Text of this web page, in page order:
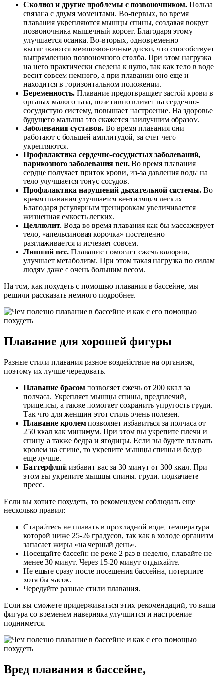
Сколиоз и другие проблемы с позвоночником. Польза
связана с двумя моментами. Во-первых, во время
плавания укрепляются мышцы спины, создавая вокруг
позвоночника мышечный корсет. Благодаря этому
улучшается осанка. Во-вторых, одновременно
вытягиваются межпозвоночные диски, что способствует
выпрямлению позвоночного столба. При этом нагрузка
на него практически сведена к нулю, так как тело в воде
весит совсем немного, а при плавании оно еще и
находится в горизонтальном положении.
Беременность. Плавание предотвращает застой крови в
органах малого таза, позитивно влияет на сердечно-
сосудистую систему, повышает настроение. На здоровье
будущего малыша это скажется наилучшим образом.
Заболевания суставов. Во время плавания они
работают с большей амплитудой, за счет чего
укрепляются.
Профилактика сердечно-сосудистых заболеваний,
варикозного заболевания вен. Во время плавания
сердце получает приток крови, из-за давления воды на
тело улучшается тонус сосудов.
Профилактика нарушений дыхательной системы. Во
время плавания улучшается вентиляция легких.
Благодаря регулярным тренировкам увеличивается
жизненная емкость легких.
Целлюлит. Вода во время плавания как бы массажирует
тело, «апельсиновая корочка» постепенно
разглаживается и исчезает совсем.
Лишний вес. Плавание помогает сжечь калории,
улучшает метаболизм. При этом такая нагрузка по силам
людям даже с очень большим весом.
На том, как похудеть с помощью плавания в бассейне, мы
решили рассказать немного подробнее.
Плавание для хорошей фигуры
Разные стили плавания разное воздействие на организм,
поэтому их лучше чередовать.
Плавание брасом позволяет сжечь от 200 ккал за
полчаса. Укрепляет мышцы спины, предплечий,
трицепсы, а также помогает сохранить упругость груди.
Так что для женщин этот стиль очень полезен.
Плавание кролем позволяет избавиться за полчаса от
250 ккал как минимум. При этом вы укрепите плечи и
спину, а также бедра и ягодицы. Если вы будете плавать
кролем на спине, то укрепите мышцы спины и бедер
еще лучше.
Баттерфляй избавит вас за 30 минут от 300 ккал. При
этом вы укрепите мышцы спины, груди, подкачаете
пресс.
Если вы хотите похудеть, то рекомендуем соблюдать еще
несколько правил:
Старайтесь не плавать в прохладной воде, температура
которой ниже 25-26 градусов, так как в холоде организм
запасает жиры «на черный день».
Посещайте бассейн не реже 2 раз в неделю, плавайте не
менее 30 минут. Через 15-20 минут отдыхайте.
Не ешьте сразу после посещения бассейна, потерпите
хотя бы часок.
Чередуйте разные стили плавания.
Если вы сможете придерживаться этих рекомендаций, то ваша
фигура со временем наверняка улучшится и настроение
поднимется.
Вред плавания в бассейне,